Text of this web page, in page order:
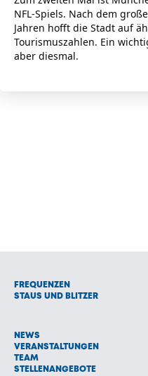
NFL-Spiels. Nach dem
Jahren hofft die Stadt auf
Tourismuszahlen. Ein
aber diesmal.
FREQUENZEN
STAUS UND BLITZER
NEWS
VERANSTALTUNGEN
TEAM
STELLENANGEBOTE